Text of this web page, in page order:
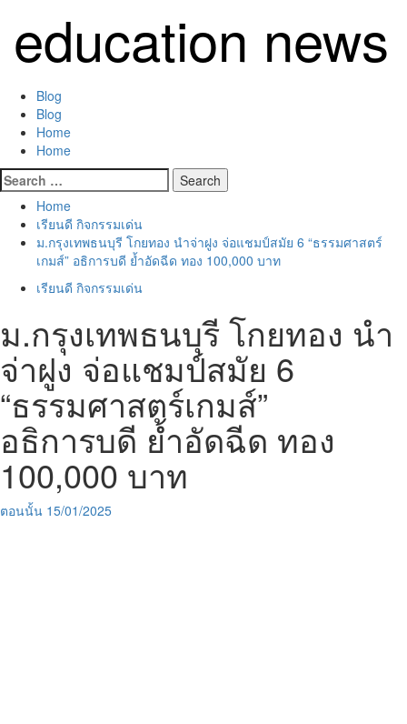
content
education news
Primary
Menu
Blog
Blog
Home
Home
Search
for:
Home
เรียนดี กิจกรรมเด่น
ม.กรุงเทพธนบุรี โกยทอง นำจ่าฝูง จ่อแชมป์สมัย 6 “ธรรมศาสตร์
เกมส์” อธิการบดี ย้ำอัดฉีด ทอง 100,000 บาท
เรียนดี กิจกรรมเด่น
ม.กรุงเทพธนบุรี โกยทอง นำ
จ่าฝูง จ่อแชมป์สมัย 6
“ธรรมศาสตร์เกมส์”
อธิการบดี ย้ำอัดฉีด ทอง
100,000 บาท
ตอนนั้น 15/01/2025